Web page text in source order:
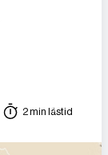
2 min lästid